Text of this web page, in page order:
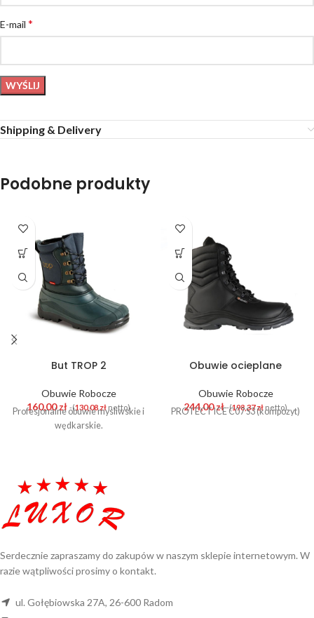
E-mail *
Shipping & Delivery
Podobne produkty
But TROP 2
Obuwie Robocze
160,00zł -(130,08 zł netto)
Profesjonalne obuwie mysliwskie i
wędkarskie.
Obuwie ocieplane
Obuwie Robocze
244,00zł -(198,37zł netto)
PROTECT ICE C07 S3 (kompozyt)
Serdecznie zapraszamy do zakupów w naszym sklepie internetowym. W
razie wątpliwości prosimy o kontakt.
ul. Gołębiowska 27A, 26-600 Radom